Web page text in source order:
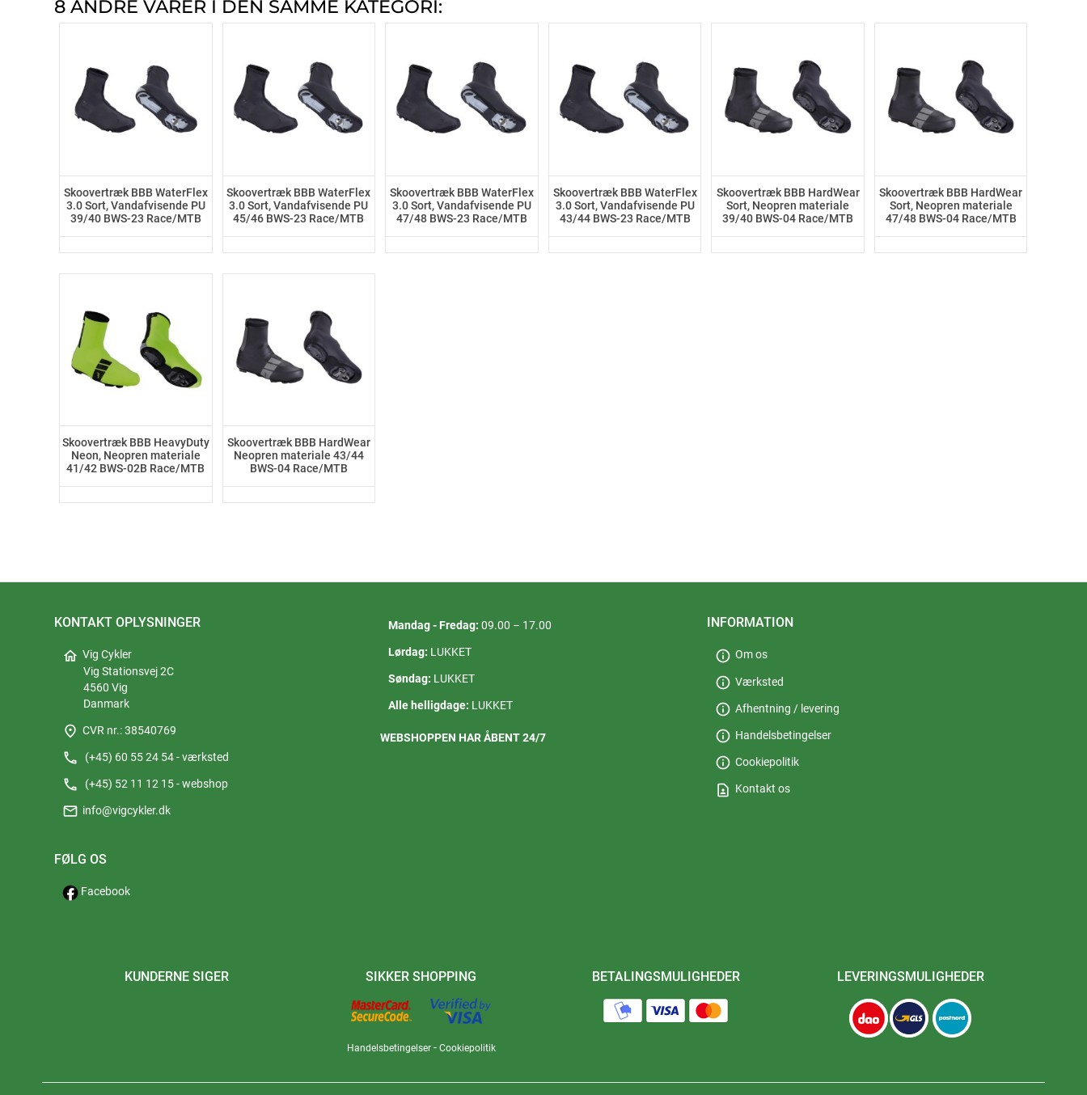
8 ANDRE VARER I DEN SAMME KATEGORI:
Skoovertræk BBB WaterFlex
3.0 Sort, Vandafvisende PU
39/40 BWS-23 Race/MTB
Skoovertræk BBB WaterFlex
3.0 Sort, Vandafvisende PU
45/46 BWS-23 Race/MTB
Skoovertræk BBB WaterFlex
3.0 Sort, Vandafvisende PU
47/48 BWS-23 Race/MTB
Skoovertræk BBB WaterFlex
3.0 Sort, Vandafvisende PU
43/44 BWS-23 Race/MTB
Skoovertræk BBB HardWear
Sort, Neopren materiale
39/40 BWS-04 Race/MTB
Skoovertræk BBB HardWear
Sort, Neopren materiale
47/48 BWS-04 Race/MTB
Skoovertræk BBB HeavyDuty
Neon, Neopren materiale
41/42 BWS-02B Race/MTB
Skoovertræk BBB HardWear
Neopren materiale 43/44
BWS-04 Race/MTB
KONTAKT OPLYSNINGER
home Vig Cykler
Vig Stationsvej 2C
4560 Vig
Danmark
place CVR nr.: 38540769
phone (+45) 60 55 24 54 - værksted
phone (+45) 52 11 12 15 - webshop
mail info@vigcykler.dk
FØLG OS
Facebook
Mandag - Fredag: 09.00 – 17.00
Lørdag: LUKKET
Søndag: LUKKET
Alle helligdage: LUKKET
WEBSHOPPEN HAR ÅBENT 24/7
INFORMATION
info Om os
info Værksted
info Afhentning / levering
info Handelsbetingelser
info Cookiepolitik
contact_page Kontakt os
KUNDERNE SIGER SIKKER SHOPPING
Handelsbetingelser- Cookiepolitik
BETALINGSMULIGHEDER LEVERINGSMULIGHEDER